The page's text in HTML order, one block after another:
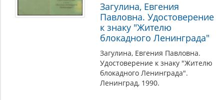
Загулина, Евгения
Павловна. Удостоверение
к знаку "Жителю
блокадного Ленинграда"
Загулина, Евгения Павловна.
Удостоверение к знаку "Жителю
блокадного Ленинграда".
Ленинград, 1990.